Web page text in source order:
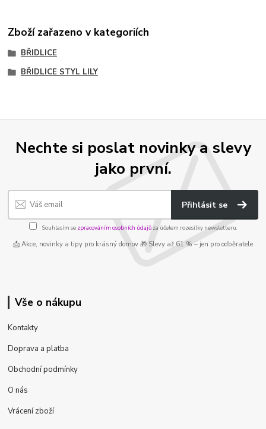
Zboží zařazeno v kategoriích
BŘIDLICE
BŘIDLICE STYL LILY
Nechte si poslat novinky a slevy
jako první.
Přihlásit se
Souhlasím se zpracováním osobních údajůza účelem rozesílky newsletteru.
📩 Akce, novinky a tipy pro krásný domov 🎁 Slevy až 61 % – jen pro odběratele
Vše o nákupu
Kontakty
Doprava a platba
Obchodní podmínky
O nás
Vrácení zboží